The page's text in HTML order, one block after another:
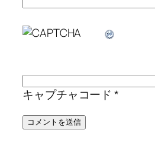
キャプチャコード *